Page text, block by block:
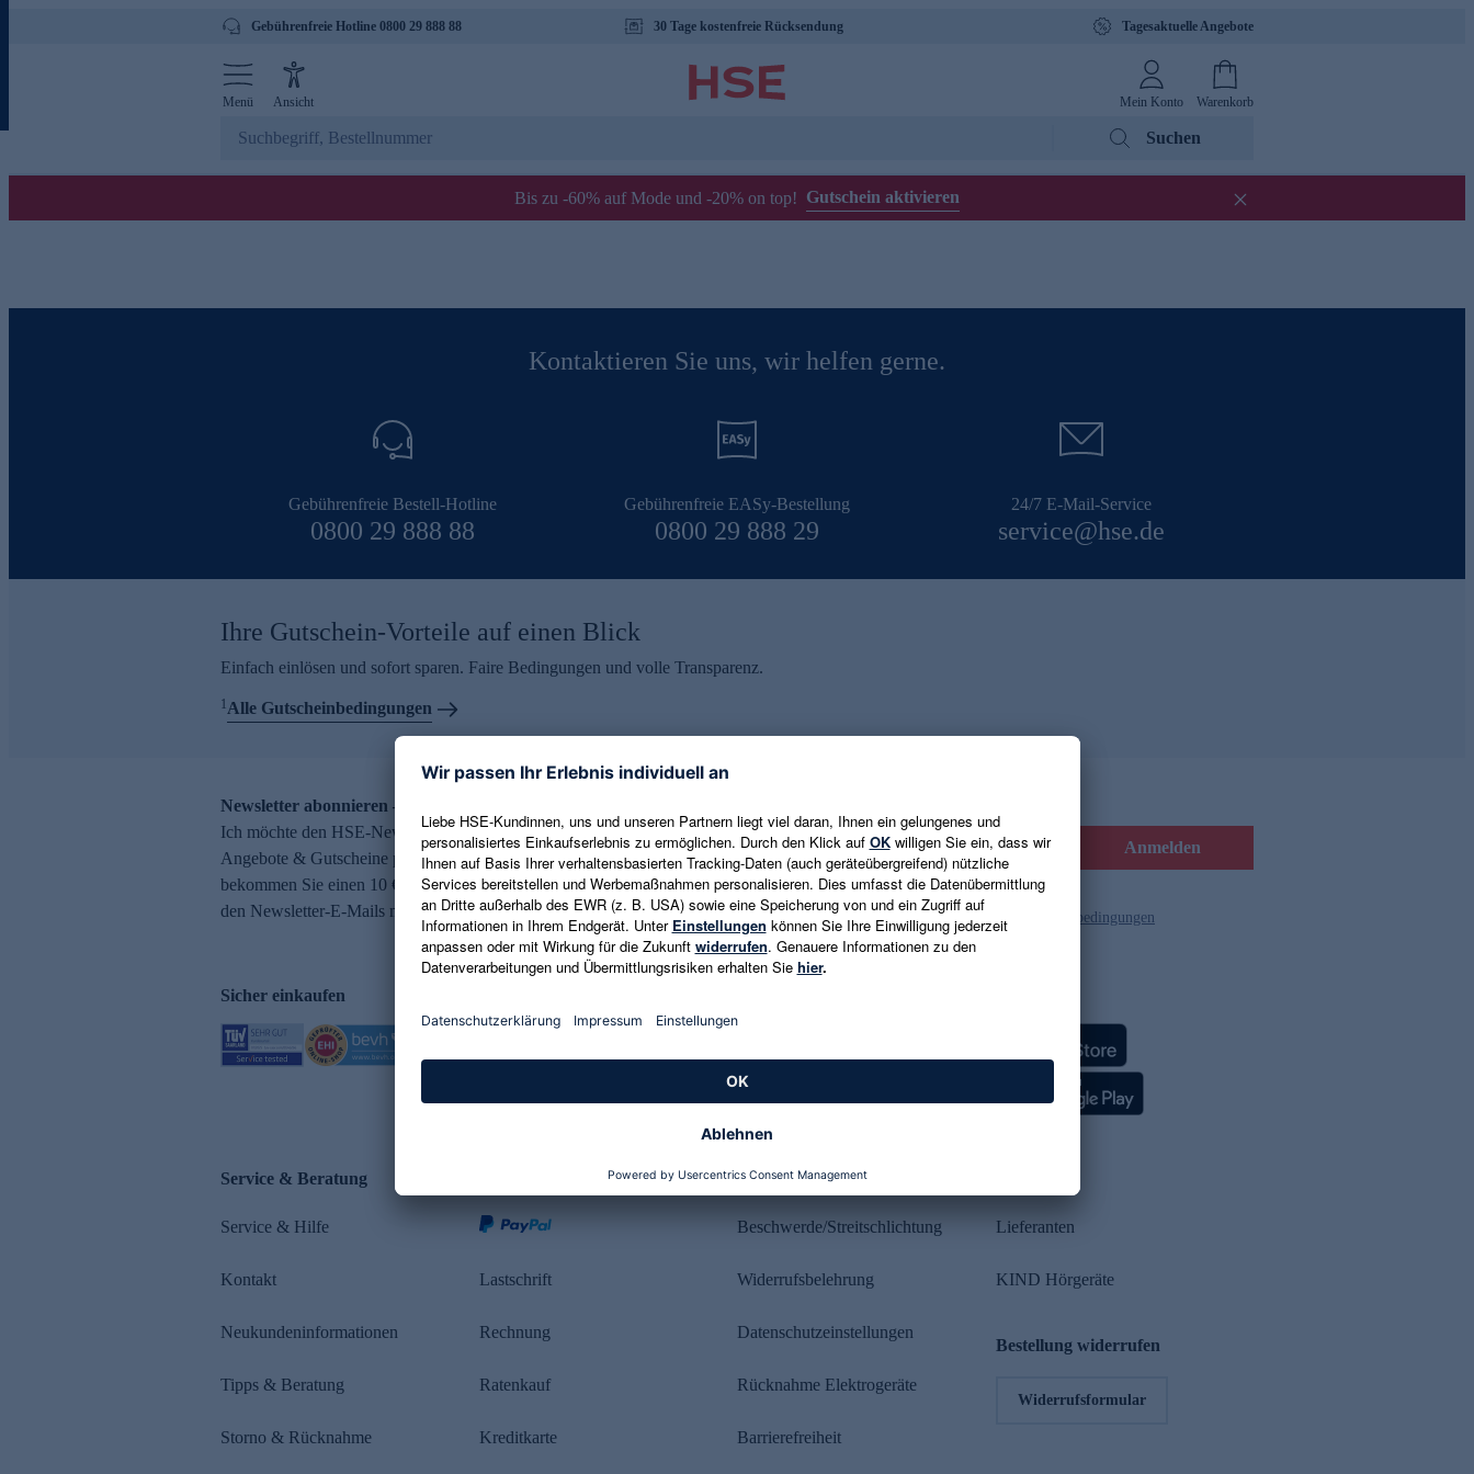
Gebührenfreie Hotline 0800 29 888 88 30 Tage kostenfreie Rücksendung Tagesaktuelle Angebote
Menü Ansicht Mein Konto Warenkorb
Suchen
Bis zu -60% auf Mode und -20% on top! Gutschein aktivieren
Kontaktieren Sie uns, wir helfen gerne.
Gebührenfreie Bestell-Hotline
0800 29 888 88
Gebührenfreie EASy-Bestellung
0800 29 888 29
24/7 E-Mail-Service
service@hse.de
Ihre Gutschein-Vorteile auf einen Blick
Einfach einlösen und sofort sparen. Faire Bedingungen und volle Transparenz.
1Alle Gutscheinbedingungen
Newsletter abonnieren – 10 € Gutschein erhalten
Ich möchte den HSE-Newsletter abonnieren und aktuelle Trends,
Angebote & Gutscheine per E-Mail erhalten. Als Dankeschön
bekommen Sie einen 10 € Gutschein. Eine Abmeldung ist jederzeit in
den Newsletter-E-Mails möglich.
E-Mail-Adresse eingeben Anmelden
Es gelten die Datenschutzrichtlinien und die Gutscheinbedingungen
Sicher einkaufen
Service & Beratung
Service & Hilfe
Kontakt
Neukundeninformationen
Tipps & Beratung
Storno & Rücknahme
Lastschrift
Rechnung
Ratenkauf
Kreditkarte
Rechtliches
Beschwerde/Streitschlichtung
Widerrufsbelehrung
Datenschutzeinstellungen
Rücknahme Elektrogeräte
Barrierefreiheit
Lieferanten
KIND Hörgeräte
Bestellung widerrufen
Widerrufsformular